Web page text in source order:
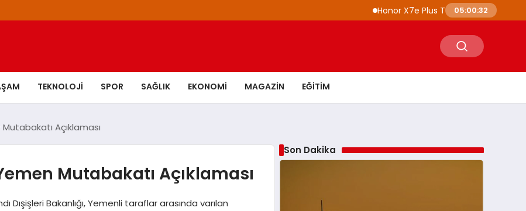
Honor X7e Plus Tanıtıldı 8100 mAh
05:00:33
TEKNOLOJI SPOR SAĞLIK EKONOMI MAGAZIN EĞITIM
Mutabakatı Açıklaması
Mutabakatı Açıklaması
Bakanlığı, Yemenli taraflar arasında varılan
Son Dakika